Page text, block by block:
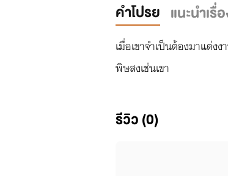
คำโปรย แนะนำเรื่
เมื่อเขาจำเป็นต้องมาแต่
พิษสงเช่นเขา
รีวิว (0)